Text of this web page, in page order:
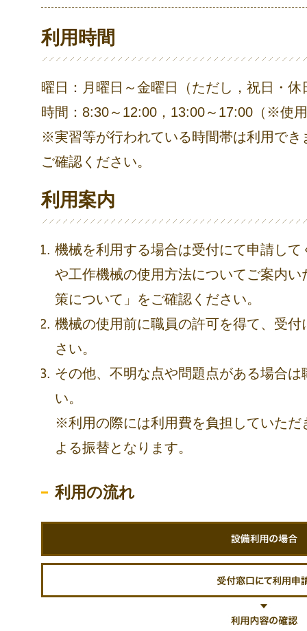
利用時間
曜日：月曜日～金曜日（ただし，祝日・休
時間：8:30～12:00，13:00～17:00（※使
※実習等が行われている時間帯は利用でき
ご確認ください。
利用案内
機械を利用する場合は受付にて申請し
や工作機械の使用方法についてご案内
策について」をご確認ください。
機械の使用前に職員の許可を得て、受
さい。
その他、不明な点や問題点がある場合
い。
※利用の際には利用費を負担していただ
よる振替となります。
利用の流れ